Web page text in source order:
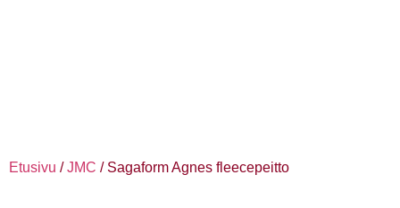
Etusivu /JMC / Sagaform Agnes fleecepeitto